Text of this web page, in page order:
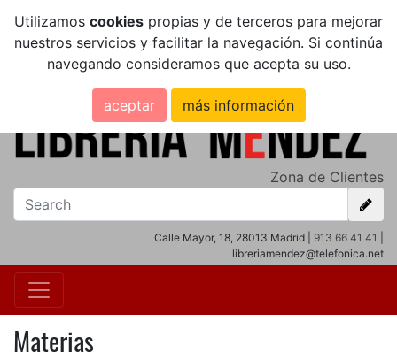
Utilizamos cookies propias y de terceros para mejorar
nuestros servicios y facilitar la navegación. Si continúa
navegando consideramos que acepta su uso.
aceptar más información
Zona de Clientes
Calle Mayor, 18, 28013 Madrid | 913 66 41 41
libreriamendez@telefonica.net
Materias